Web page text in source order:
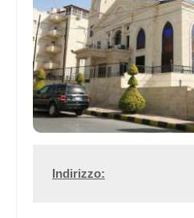
Indirizzo: